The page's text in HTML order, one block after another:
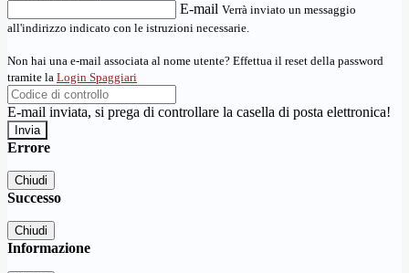
E-mail Verrà inviato un messaggio
all'indirizzo indicato con le istruzioni necessarie.
Non hai una e-mail associata al nome utente? Effettua il reset della password
tramite la Login Spaggiari
E-mail inviata, si prega di controllare la casella di posta elettronica!
Errore
Chiudi
Successo
Chiudi
Informazione